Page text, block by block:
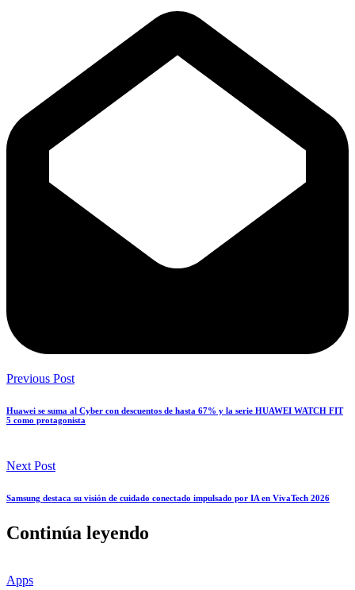
Previous Post
Huawei se suma al Cyber con descuentos de hasta 67% y la serie HUAWEI WATCH FIT
5 como protagonista
Next Post
Samsung destaca su visión de cuidado conectado impulsado por IA en VivaTech 2026
Continúa leyendo
Apps